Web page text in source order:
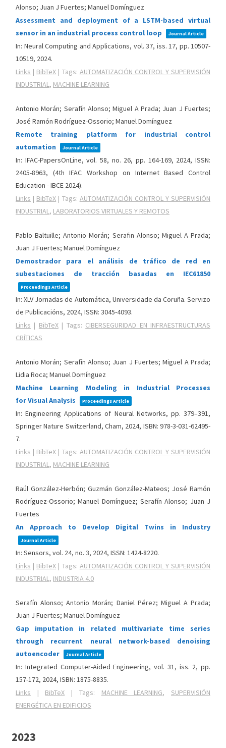
Alonso; Juan J Fuertes; Manuel Domínguez
Assessment and deployment of a LSTM-based virtual
sensor in an industrial process control loop
Journal Article
In: Neural Computing and Applications, vol. 37, iss. 17, pp. 10507-
10519, 2024.
Links | BibTeX | Tags: AUTOMATIZACIÓN CONTROL Y SUPERVISIÓN
INDUSTRIAL, MACHINE LEARNING
Antonio Morán; Serafín Alonso; Miguel A Prada; Juan J Fuertes;
José Ramón Rodríguez-Ossorio; Manuel Domínguez
Remote training platform for industrial control
automation
Journal Article
In: IFAC-PapersOnLine,vol. 58, no. 26,pp. 164-169, 2024,ISSN:
2405-8963, (4th IFAC Workshop on Internet Based Control
Education - IBCE 2024).
Links | BibTeX | Tags: AUTOMATIZACIÓN CONTROL Y SUPERVISIÓN
INDUSTRIAL, LABORATORIOS VIRTUALES Y REMOTOS
Pablo Baltuille; Antonio Morán; Serafin Alonso; Miguel A Prada;
Juan J Fuertes; Manuel Domínguez
Demostrador para el análisis de tráfico de red en
subestaciones de tracción basadas en IEC61850
Proceedings Article
In:XLV Jornadas de Automática, Universidade da Coruña. Servizo
de Publicacións, 2024, ISSN: 3045-4093.
Links | BibTeX| Tags: CIBERSEGURIDAD EN INFRAESTRUCTURAS
CRÍTICAS
Antonio Morán; Serafín Alonso; Juan J Fuertes; Miguel A Prada;
Lidia Roca; Manuel Domínguez
Machine Learning Modeling in Industrial Processes
for Visual Analysis
Proceedings Article
In:Engineering Applications of Neural Networks, pp. 379–391,
Springer Nature Switzerland, Cham, 2024, ISBN: 978-3-031-62495-
7.
Links | BibTeX | Tags: AUTOMATIZACIÓN CONTROL Y SUPERVISIÓN
INDUSTRIAL, MACHINE LEARNING
Raúl González-Herbón; Guzmán González-Mateos; José Ramón
Rodríguez-Ossorio; Manuel Domínguez; Serafín Alonso; Juan J
Fuertes
An Approach to Develop Digital Twins in Industry
Journal Article
In: Sensors, vol. 24, no. 3, 2024, ISSN: 1424-8220.
Links | BibTeX | Tags: AUTOMATIZACIÓN CONTROL Y SUPERVISIÓN
INDUSTRIAL, INDUSTRIA 4.0
Serafín Alonso; Antonio Morán; Daniel Pérez; Miguel A Prada;
Juan J Fuertes; Manuel Domínguez
Gap imputation in related multivariate time series
through recurrent neural network-based denoising
autoencoder
Journal Article
In: Integrated Computer-Aided Engineering,vol. 31, iss. 2,pp.
157-172, 2024, ISBN: 1875-8835.
Links | BibTeX | Tags: MACHINE LEARNING,SUPERVISIÓN
ENERGÉTICA EN EDIFICIOS
2023